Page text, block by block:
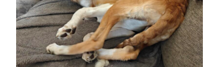
mars 2025
februari 2025
januari 2025
december 2024
november 2024
oktober 2024